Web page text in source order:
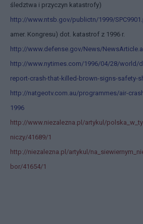
śledztwa i przyczyn katastrofy)
http://www.ntsb.gov/publictn/1999/
amer. Kongresu) dot. katastrof z 1996 r.
http://www.defense.gov/News/
http://www.nytimes.com/1996/04/28/world/
report-crash-that-killed-brown-signs-safety-
http://natgeotv.com.au/programmes/air-
1996
http://www.niezalezna.pl/artykul/
niczy/41689/1
http://niezalezna.pl/artykul/
bor/41654/1